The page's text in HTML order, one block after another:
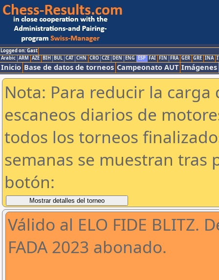
Logged on: Gast
Arabic ARM AZE BIH BUL CAT CHN CRO CZE DEN ENG ESP FAI FIN FRA GER GRE INA
Inicio Base de datos de torneos Campeonato AUT Imágenes
Nota: Para reducir la
escaneos diarios de
todos los torneos
semanas se muestran tras
botón:
Válido al ELO FIDE BLITZ.
FADA 2023 abonado.